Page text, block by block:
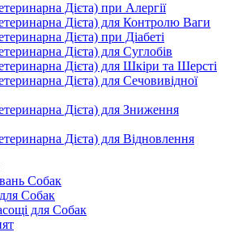
Дієта) при Алергії
Дієта) для Контролю Ваги
Дієта) при Діабеті
Дієта) для Суглобів
Дієта) для Шкіри та Шерсті
Дієта) для Сечовивідної
Дієта) для Зниження
Дієта) для Відновлення
Собак
Собак
для Собак